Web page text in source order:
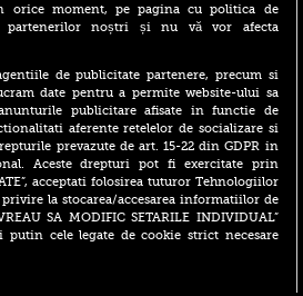
în
în
la
orice moment, pe pagina cu politica de
partenerilor noștri și nu vă vor afecta
de publicitate partenere, precum si
date pentru a permite website-ului sa
publicitare afisate in functie de
aferente retelelor de socializare si
prevazute de art. 15-22 din GDPR in
Aceste drepturi pot fi exercitate prin
acceptati folosirea tuturor Tehnologiilor
la stocarea/accesarea informatiilor de
SA MODIFIC SETARILE INDIVIDUAL”
cele legate de cookie strict necesare